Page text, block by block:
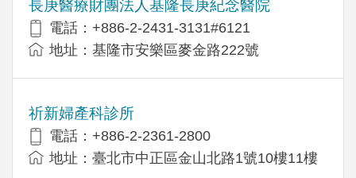
長庚醫療財團法人基隆長庚紀念醫院
電話：+886-2-2431-3131#6121
地址：基隆市安樂區麥金路222號
祈新婦產科診所
電話：+886-2-2361-2800
地址：臺北市中正區金山北路1號10樓11樓